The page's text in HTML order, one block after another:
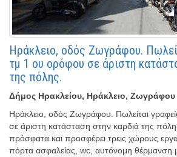
Ηράκλειο, οδός Ζωγράφου.
τμ 1 ου ορόφου σε άριστη
της πόλης.
Δήμος Ηρακλείου, Ηράκλειο, Ζωγράφου
Ηράκλειο, οδός Ζωγράφου. Πωλείται
σε άριστη κατάσταση στην καρδιά της
πρόσφατα και προσφέρει τρεις χώρους
πόρτα ασφαλείας, wc, αυτόνομη θέρμανση